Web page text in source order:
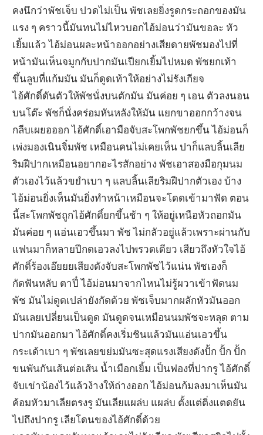
คงนึกว่าพัชเจ็บ ปวดไม่เป็น พัชเลยยิ่งรูดกระถอกของมัน
แรง ๆ คราวนี้มันทนไม่ไหวบอกไอ้ม่อนว่ามันขอละ หัว
เยิ้มแล้ว ไอ้ม่อนผละหน้าออกอย่างเสียดายพัชมองไปที่
หน้ามันเห็นจมูกกับปากมันเปียกเยิ้มไปหมด พัชยกเท้า
ขึ้นลูบที่แก้มมัน มันก็ดูดเท้าให้อย่างไม่รังเกียจ
ไอ้ศักดิ์ดันตัวให้พัชนั่งบนตักมัน มันค่อย ๆ เอน ตัวลงนอน
บนโต๊ะ พัชก็นั่งคร่อมหันหลังให้มัน แยกขาออกกว้างจน
กลีบเผยอออก ไอ้ศักดิ์เอามือจับสะโพกพัชยกขึ้น ไอ้ม่อนก็
เพ่งมองเนินจิ๋มพัช เหมือนคนไม่เคยเห็น ปาก็แลบลิ้นเลีย
ริมฝีปากเหมือนอยากอะไรสักอย่าง พัชเอาสองมือกุมนม
ตัวเองไว้แล้วขยำเบา ๆ แลบลิ้นเลียริมฝีปากตัวเอง บ้าง
ไอ้ม่อนยิ่งเห็นมันยิ่งทำหน้าเหมือนจะโดดเข้ามาฟัด ตอน
นี้สะโพกพัชถูกไอ้ศักดิ์ยกขึ้นช้า ๆ ให้อยู่เหนือหัวถอกมัน
มันค่อย ๆ แอ่นเอวขึ้นมา พัช ไม่กลัวอยู่แล้วเพราะผ่านกับ
แฟนมาก็หลายปีกดเอวลงไปพรวดเดียว เสียวถึงหัวใจไอ้
ศักดิ์ร้องเอ๊ยยยเสียงดังจับสะโพกพัชไว้แน่น พัชเองก็
กัดฟันหลับ ตาปี๋ ไอ้ม่อนมาจากไหนไม่รู้ผวาเข้าฟัดนม
พัช มันไม่ดูดเปล่ายังกัดด้วย พัชเจ็บมากผลักหัวมันออก
มันเลยเปลี่ยนเป็นดูด มันดูดจนเหมือนนมพัชจะหลุด ตาม
ปากมันออกมา ไอ้ศักดิ์คงเริ่มชินแล้วมันแอ่นเอวขึ้น
กระเด้าเบา ๆ พัชเลยขย่มมันซะสุดแรงเสียงดังปั้ก ปั้ก ปั้ก
ขนพันกันเส้นต่อเส้น น้ำเมือกเยิ้ม เป็นฟองที่ปากรู ไอ้ศักดิ์
จับเข่าน้องไว้แล้วง้างให้ถ่างออก ไอ้ม่อนก้มลงมาเห็นมัน
ค้อมหัวมาเลียตรงรู มันเลียแผล่บ แผล่บ ตั้งแต่ติ่งแตดยัน
ไปถึงปากรู เลียโดนของไอ้ศักดิ์ด้วย